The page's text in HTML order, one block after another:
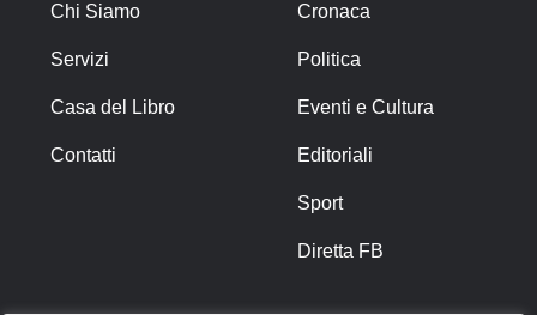
Chi Siamo
Servizi
Casa del Libro
Contatti
Cronaca
Politica
Eventi e Cultura
Editoriali
Sport
Diretta FB